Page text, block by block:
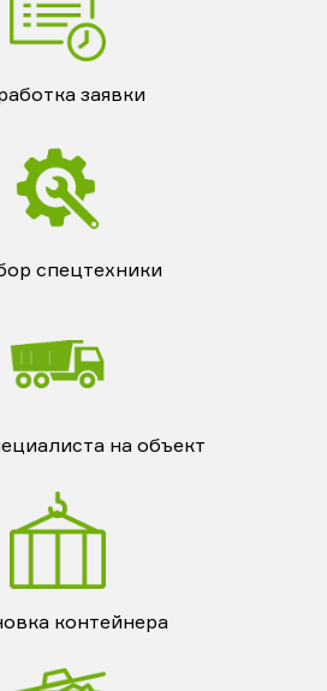
заявки
спецтехники
на объект
контейнера